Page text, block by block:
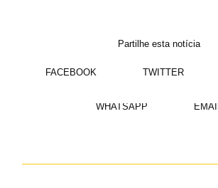
Partilhe esta notícia
FACEBOOK TWITTER
WHATSAPP